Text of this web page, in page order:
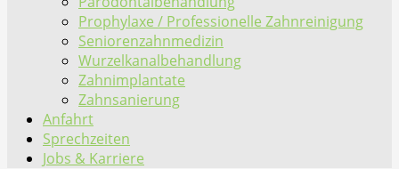
Prophylaxe / Professionelle Zahnreinigung
Seniorenzahnmedizin
Wurzelkanalbehandlung
Zahnimplantate
Zahnsanierung
Anfahrt
Sprechzeiten
Jobs & Karriere